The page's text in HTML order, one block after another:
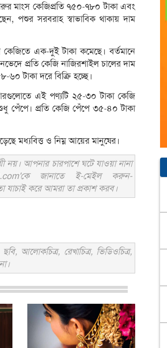
মাংস কেজিপ্রতি ৭৫০-৭৮০ টাকা এবং
পশুর সরবরাহ স্বাভাবিক থাকায় দাম
কেজিতে এক-দুই টাকা কমেছে। বর্তমানে
প্রতি কেজি নাজিরশাইল চালের দাম
৬০ টাকা দরে বিক্রি হচ্ছে।
এই পণ্যটি ২৫-৩০ টাকা কেজি
পেঁপে। প্রতি কেজি পেঁপে ৩৫-৪০ টাকা
মধ্যবিত্ত ও নিম্ন আয়ের মানুষের।
আপনার চারপাশে ঘটে যাওয়া নানা
জানাতে ই-মেইল করুন-
যাচাই করে আমরা তা প্রকাশ করব।
আলোকচিত্র, রেখাচিত্র, ভিডিওচিত্র,